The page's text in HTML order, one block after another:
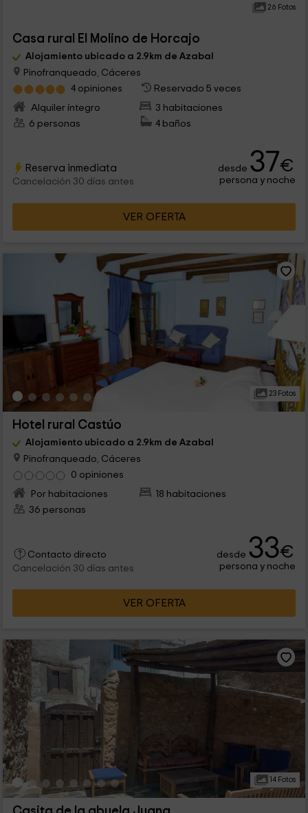
26 Fotos
Casa rural El Molino de Horcajo
Alojamiento ubicado a 2.9km de Azabal
Pinofranqueado, Cáceres
4 opiniones
Reservado 5 veces
Alquiler íntegro
3 habitaciones
6 personas
4 baños
Reserva inmediata
Cancelación 30 días antes
desde 37€
persona y noche
VER OFERTA
23 Fotos
Hotel rural Castúo
Alojamiento ubicado a 2.9km de Azabal
Pinofranqueado, Cáceres
0 opiniones
Por habitaciones
18 habitaciones
36 personas
Contacto directo
Cancelación 30 días antes
desde 33€
persona y noche
VER OFERTA
14 Fotos